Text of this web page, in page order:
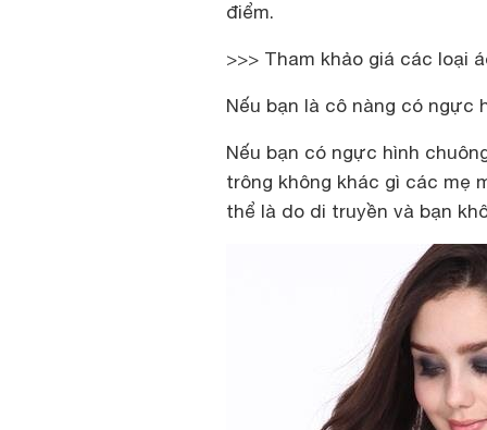
điểm.
>>> Tham khảo giá các loại
Nếu bạn là cô nàng có ngực
Nếu bạn có ngực hình
trông không khác gì các mẹ
thể là do di truyền và bạn